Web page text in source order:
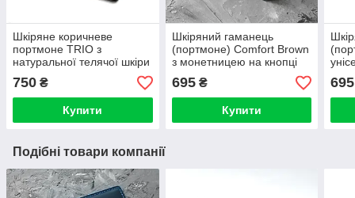
Шкіряне коричневе
портмоне TRIO з
натуральної телячої шкіри
ручної роботи Гаманець
Купюрник
750 ₴
Купити
Шкіряний гаманець
(портмоне) Comfort Brown
з монетницею на кнопці
темно-коричневий Crazy
Horse
695₴
Купити
695
Подібні товари компанії